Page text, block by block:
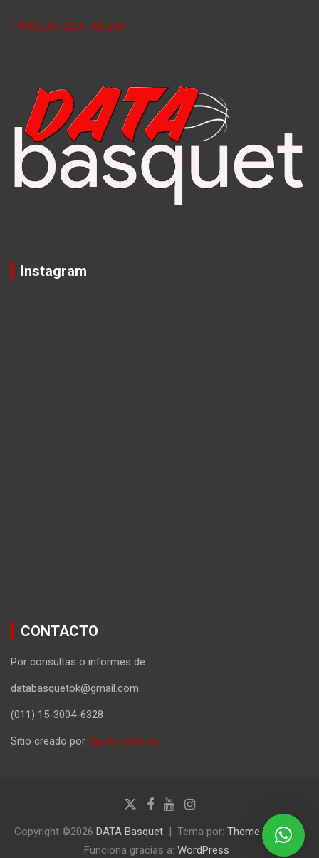
Tweets by data_basquet
Instagram
CONTACTO
Por consultas o informes de :
databasquetok@gmail.com
(011) 15-3004-6328
Sitio creado por Gastón Schafer
Copyright ©2026 DATA Basquet Tema por: Theme Horse
Funciona gracias a: WordPress